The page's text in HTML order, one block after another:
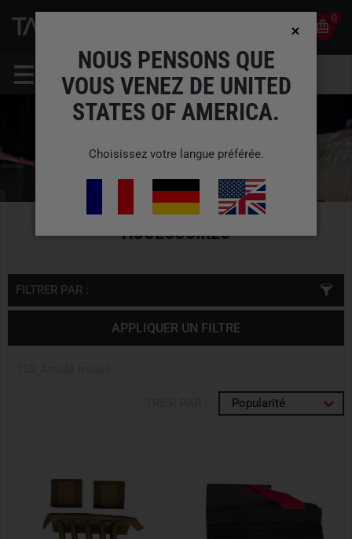
0
ACCESSOIRES
FILTRER PAR :
APPLIQUER UN FILTRE
Popularité
NOUS PENSONS QUE
VOUS VENEZ DE UNITED
STATES OF AMERICA.
Choisissez votre langue préférée.